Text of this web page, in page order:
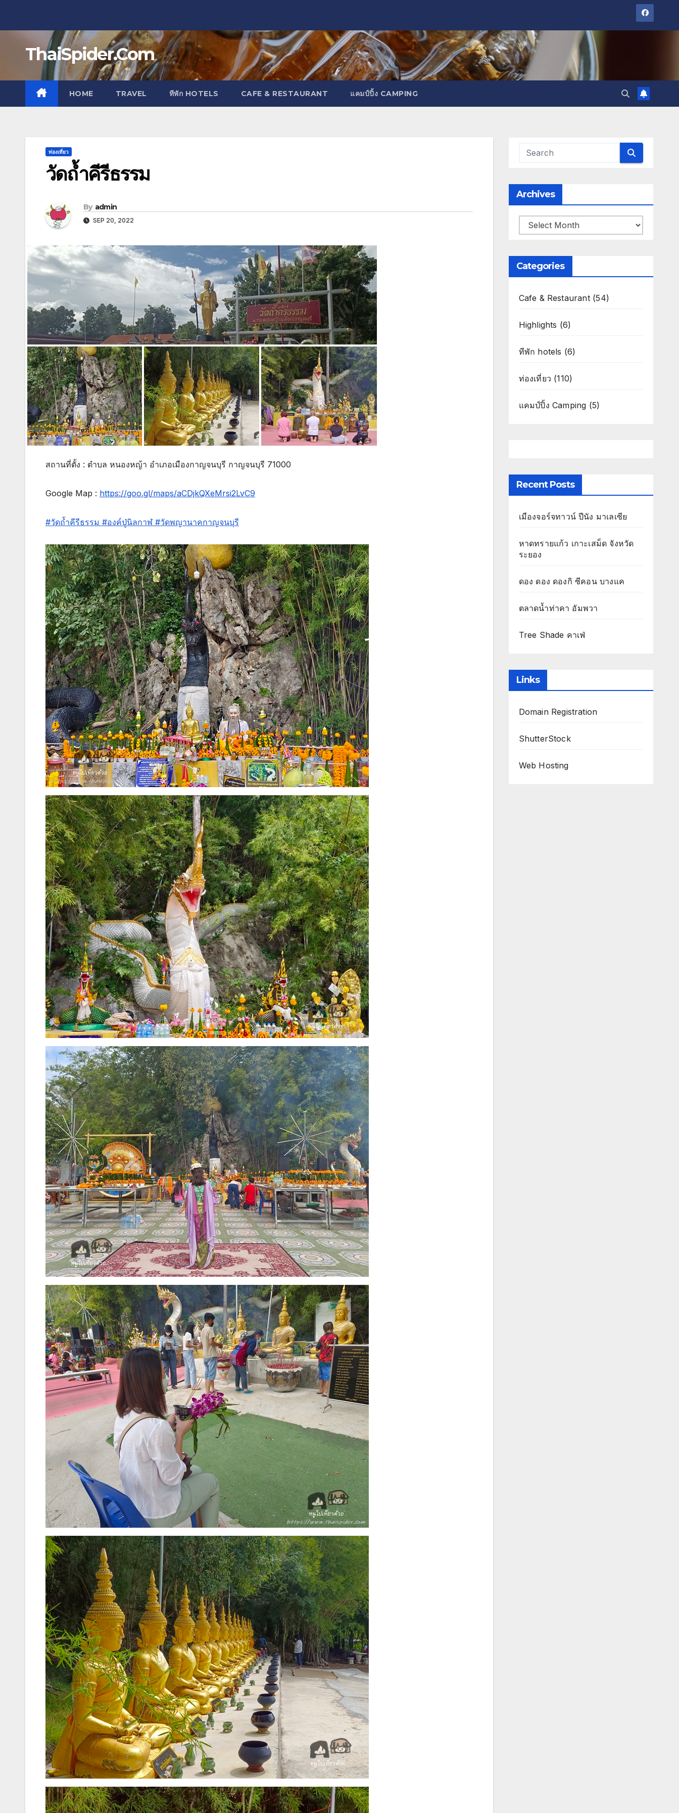
ThaiSpider.Com
HOME TRAVEL ทีพัก HOTELS CAFE & RESTAURANT แคมป์ปิ้ง CAMPING
ท่องเที่ยว
วัดถ้ำคีรีธรรม
By admin
SEP 20, 2022
สถานที่ตั้ง : ตำบล หนองหญ้า อำเภอเมืองกาญจนบุรี กาญจนบุรี 71000
Google Map : https://goo.gl/maps/aCDjkQXeMrsi2LvC9
#วัดถ้ำคีรีธรรม #องค์ปู่นิลกาฬ #วัดพญานาคกาญจนบุรี
Archives
Archives
Categories
Cafe & Restaurant(54)
Highlights (6)
ทีพัก hotels (6)
ท่องเที่ยว (110)
แคมป์ปิ้ง Camping (5)
Recent Posts
เมืองจอร์จทาวน์ ปีนัง มาเลเซีย
หาดทรายแก้ว เกาะเสม็ด จังหวัด
ระยอง
ดอง ดอง ดองกิ ซีคอน บางแค
ตลาดน้ำท่าคา อัมพวา
Tree Shade คาเฟ่
Links
Domain Registration
ShutterStock
Web Hosting